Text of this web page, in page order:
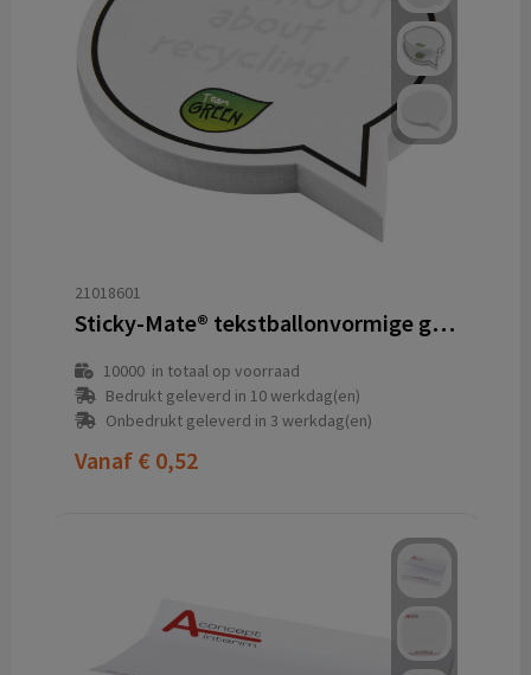
21018601
Sticky-Mate® tekstballonvormige gerecyclede sticky notes
10000in totaal op voorraad
Bedrukt geleverd in 10 werkdag(en)
Onbedrukt geleverd in 3 werkdag(en)
Vanaf € 0,52